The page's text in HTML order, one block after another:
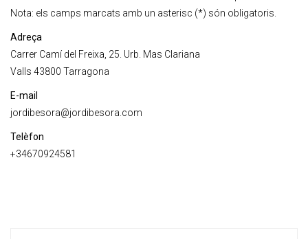
Nota: els camps marcats amb un asterisc (*) són obligatoris.
Adreça
Carrer Camí del Freixa, 25. Urb. Mas Clariana
Valls 43800 Tarragona
E-mail
jordibesora@jordibesora.com
Telèfon
+34670924581